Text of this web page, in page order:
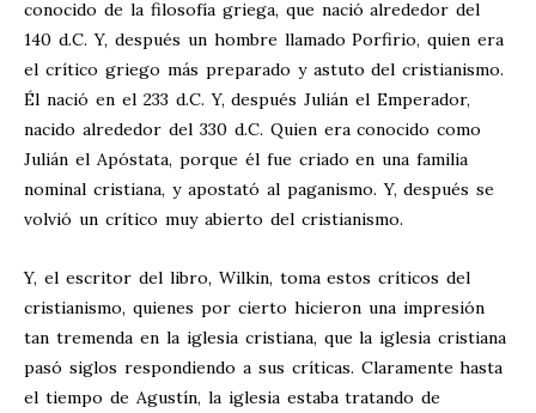
conocido de la filosofía griega, que nació alrededor del
140 d.C. Y, después un hombre llamado Porfirio, quien era
el crítico griego más preparado y astuto del cristianismo.
Él nació en el 233 d.C. Y, después Julián el Emperador,
nacido alrededor del 330 d.C. Quien era conocido como
Julián el Apóstata, porque él fue criado en una familia
nominal cristiana, y apostató al paganismo. Y, después se
volvió un crítico muy abierto del cristianismo.
Y, el escritor del libro, Wilkin, toma estos críticos del
cristianismo, quienes por cierto hicieron una impresión
tan tremenda en la iglesia cristiana, que la iglesia cristiana
pasó siglos respondiendo a sus críticas. Claramente hasta
el tiempo de Agustín, la iglesia estaba tratando de